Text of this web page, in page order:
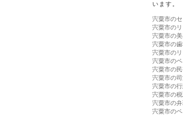
います。
宍粟市の
宍粟市の
宍粟市の
宍粟市の
宍粟市の
宍粟市の
宍粟市の
宍粟市の
宍粟市の
宍粟市の
宍粟市の
宍粟市の